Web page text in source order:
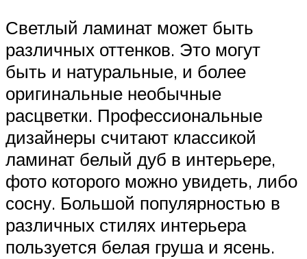
Светлый ламинат может быть
различных оттенков. Это могут
быть и натуральные, и более
оригинальные необычные
расцветки. Профессиональные
дизайнеры считают классикой
ламинат белый дуб в интерьере,
фото которого можно увидеть, либо
сосну. Большой популярностью в
различных стилях интерьера
пользуется белая груша и ясень.